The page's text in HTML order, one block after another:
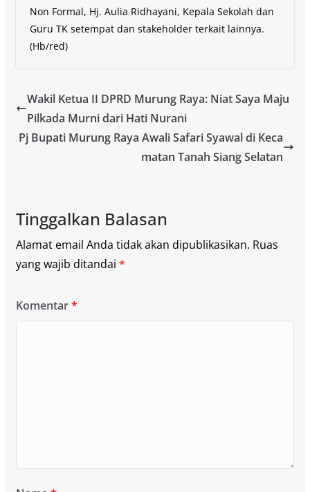
Non Formal, Hj. Aulia Ridhayani, Kepala Sekolah dan
Guru TK setempat dan stakeholder terkait lainnya.
(Hb/red)
Wakil Ketua II DPRD Murung Raya: Niat Saya Maju
Pilkada Murni dari Hati Nurani
Pj Bupati Murung Raya Awali Safari Syawal di Keca
matan Tanah Siang Selatan
Tinggalkan Balasan
Alamat email Anda tidak akan dipublikasikan. Ruas
yang wajib ditandai *
Komentar*